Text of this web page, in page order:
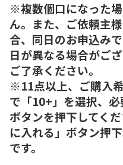
※複数個口になった
ん。また、ご依頼主
合、同日のお申込み
日が異なる場合がご
ご了承ください。
※11点以上、ご購入
で「10+」を選択、必
ボタンを押下してく
に入れる」ボタン押
です。